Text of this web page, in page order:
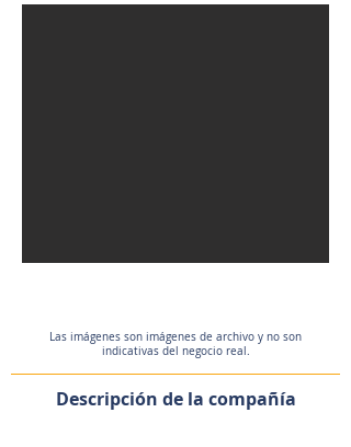
Las imágenes son imágenes de archivo y no son
indicativas del negocio real.
Descripción de la compañía